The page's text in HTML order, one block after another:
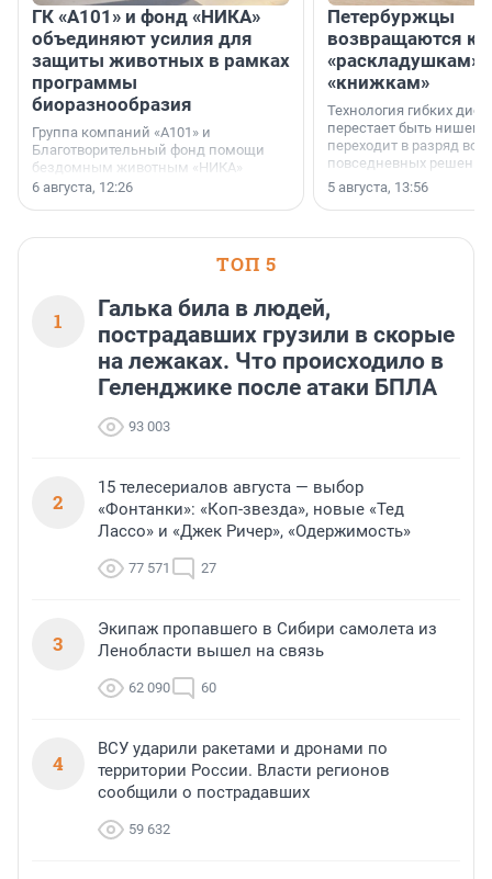
ГК «А101» и фонд «НИКА»
объединяют усилия для
защиты животных в рамках
программы
биоразнообразия
Группа компаний «А101» и
Благотворительный фонд помощи
бездомным животным «НИКА»
заключили соглашение о
6 августа, 12:26
Петербуржцы
возвращаются к
«раскладушкам»
«книжкам»
Технология гибких
перестает быть
переходит в разряд
повседневных
5 августа, 13:56
ТОП 5
1
Галька била в людей,
пострадавших грузили в скорые
на лежаках. Что происходило в
Геленджике после атаки БПЛА
93 003
2
15 телесериалов августа — выбор
«Фонтанки»: «Коп-звезда», новые «Тед
Лассо» и «Джек Ричер», «Одержимость»
77 571 27
3
Экипаж пропавшего в Сибири самолета из
Ленобласти вышел на связь
62 090 60
4
ВСУ ударили ракетами и дронами по
территории России. Власти регионов
сообщили о пострадавших
59 632